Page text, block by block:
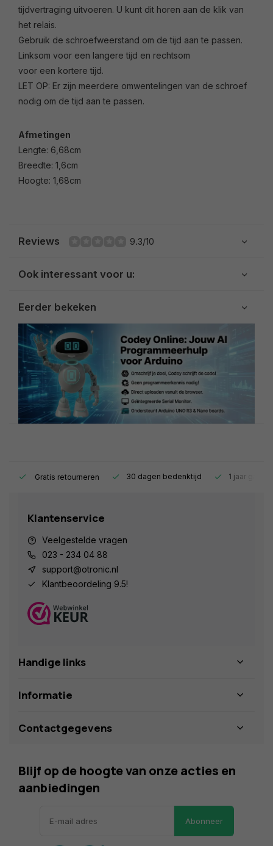
tijdvertraging uitvoeren. U kunt dit horen aan de klik van
het relais.
Gebruik de schroefweerstand om de tijd aan te passen.
Linksom voor een langere tijd en rechtsom
voor een kortere tijd.
LET OP: Er zijn meerdere omwentelingen van de schroef
nodig om de tijd aan te passen.
Afmetingen
Lengte: 6,68cm
Breedte: 1,6cm
Hoogte: 1,68cm
Reviews 9.3/10
Ook interessant voor u:
Eerder bekeken
Gratis retourneren 30 dagen bedenktijd 1 jaar
Klantenservice
Veelgestelde vragen
023 - 234 04 88
support@otronic.nl
Klantbeoordeling 9.5!
Handige links
Informatie
Contactgegevens
Blijf op de hoogte van onze acties en
aanbiedingen
Abonneer